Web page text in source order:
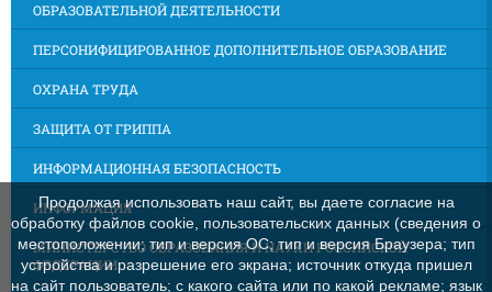
ОБРАЗОВАТЕЛЬНОЙ ДЕЯТЕЛЬНОСТИ
ПЕРСОНИФИЦИРОВАННОЕ ДОПОЛНИТЕЛЬНОЕ ОБРАЗОВАНИЕ
ОХРАНА ТРУДА
ЗАЩИТА ОТ ГРИППА
ИНФОРМАЦИОННАЯ БЕЗОПАСНОСТЬ
ИНФОРМАЦИЯ
МИНИСТЕРСТВО ОБРАЗОВАНИЯ И НАУКИ РОССИЙСКОЙ
ФЕДЕРАЦИИ
Продолжая использовать наш сайт, вы даете согласие на
обработку файлов cookie, пользовательских данных (сведения о
местоположении; тип и версия ОС; тип и версия Браузера; тип
устройства и разрешение его экрана; источник откуда пришел
на сайт пользователь; с какого сайта или по какой рекламе; язык